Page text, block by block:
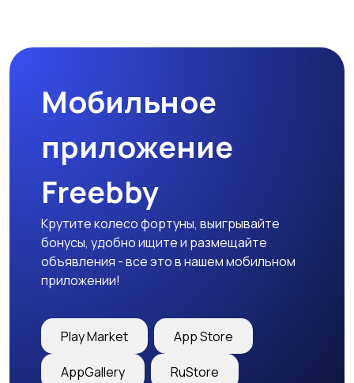
Детская одежда Детская обувь
Детский транспорт
Мобильное
приложение
Freebby
Крутите колесо фортуны, выигрывайте
бонусы, удобно ищите и размещайте
объявления - все это в нашем мобильном
приложении!
Play Market App Store
AppGallery RuStore